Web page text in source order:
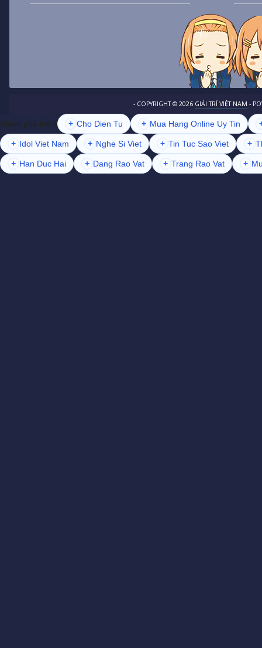
- COPYRIGHT © 2026 GIẢI TRÍ VIỆT NAM -
Khám phá thêm + Cho Dien Tu + Mua Hang Online Uy Tin
+ Idol Viet Nam + Nghe Si Viet + Tin Tuc Sao Viet +
+ Han Duc Hai + Dang Rao Vat + Trang Rao Vat +